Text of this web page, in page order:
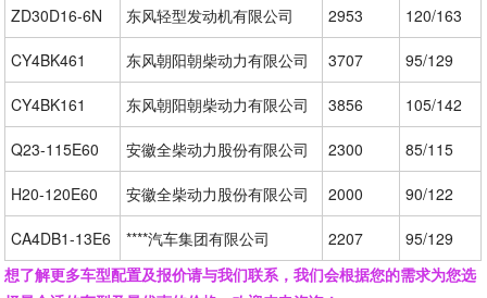
ZD30D16-6N 东风轻型发动机有限公司 2953 120/163
CY4BK461 东风朝阳朝柴动力有限公司 3707 95/129
CY4BK161 东风朝阳朝柴动力有限公司 3856 105/142
Q23-115E60 安徽全柴动力股份有限公司 2300 85/115
H20-120E60 安徽全柴动力股份有限公司 2000 90/122
CA4DB1-13E6 ****汽车集团有限公司 2207
95/129
想了解更多车型配置及报价请与我们联系，我们会根据您的需求为您选